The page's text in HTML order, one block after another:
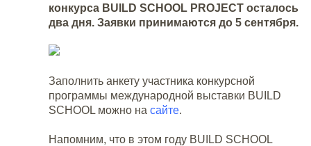
конкурса BUILD SCHOOL PROJECT осталось
два дня. Заявки принимаются до 5 сентября.
Заполнить анкету участника конкурсной
программы международной выставки BUILD
SCHOOL можно на сайте.
Напомним, что в этом году BUILD SCHOOL